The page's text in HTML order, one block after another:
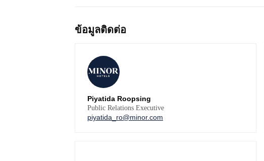
ข้อมูลติดต่อ
Piyatida Roopsing
Public Relations Executive
piyatida_ro@minor.com